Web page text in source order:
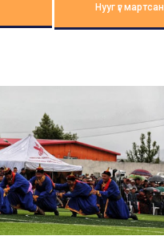
Нууг үг мартсан